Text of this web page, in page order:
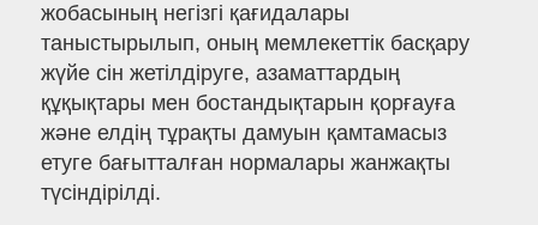
жобасының негізгі қағидалары
таныстырылып, оның мемлекеттік басқару
жүйе сін жетілдіруге, азаматтардың
құқықтары мен бостандықтарын қорғауға
және елдің тұрақты дамуын қамтамасыз
етуге бағытталған нормалары жанжақты
түсіндірілді.